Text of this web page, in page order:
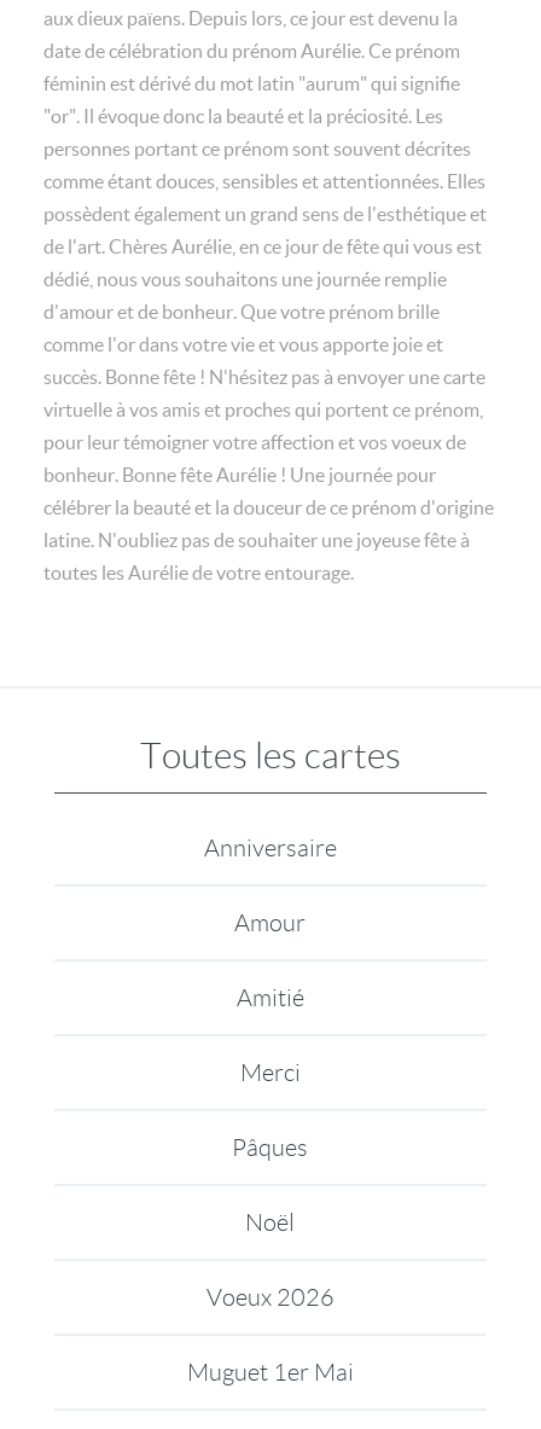
aux dieux païens. Depuis lors, ce jour est devenu la
date de célébration du prénom Aurélie. Ce prénom
féminin est dérivé du mot latin "aurum" qui signifie
"or". Il évoque donc la beauté et la préciosité. Les
personnes portant ce prénom sont souvent décrites
comme étant douces, sensibles et attentionnées. Elles
possèdent également un grand sens de l'esthétique et
de l'art. Chères Aurélie, en ce jour de fête qui vous est
dédié, nous vous souhaitons une journée remplie
d'amour et de bonheur. Que votre prénom brille
comme l'or dans votre vie et vous apporte joie et
succès. Bonne fête ! N'hésitez pas à envoyer une carte
virtuelle à vos amis et proches qui portent ce prénom,
pour leur témoigner votre affection et vos voeux de
bonheur. Bonne fête Aurélie ! Une journée pour
célébrer la beauté et la douceur de ce prénom d'origine
latine. N'oubliez pas de souhaiter une joyeuse fête à
toutes les Aurélie de votre entourage.
Toutes les cartes
Anniversaire
Amour
Amitié
Merci
Pâques
Noël
Voeux 2026
Muguet 1er Mai